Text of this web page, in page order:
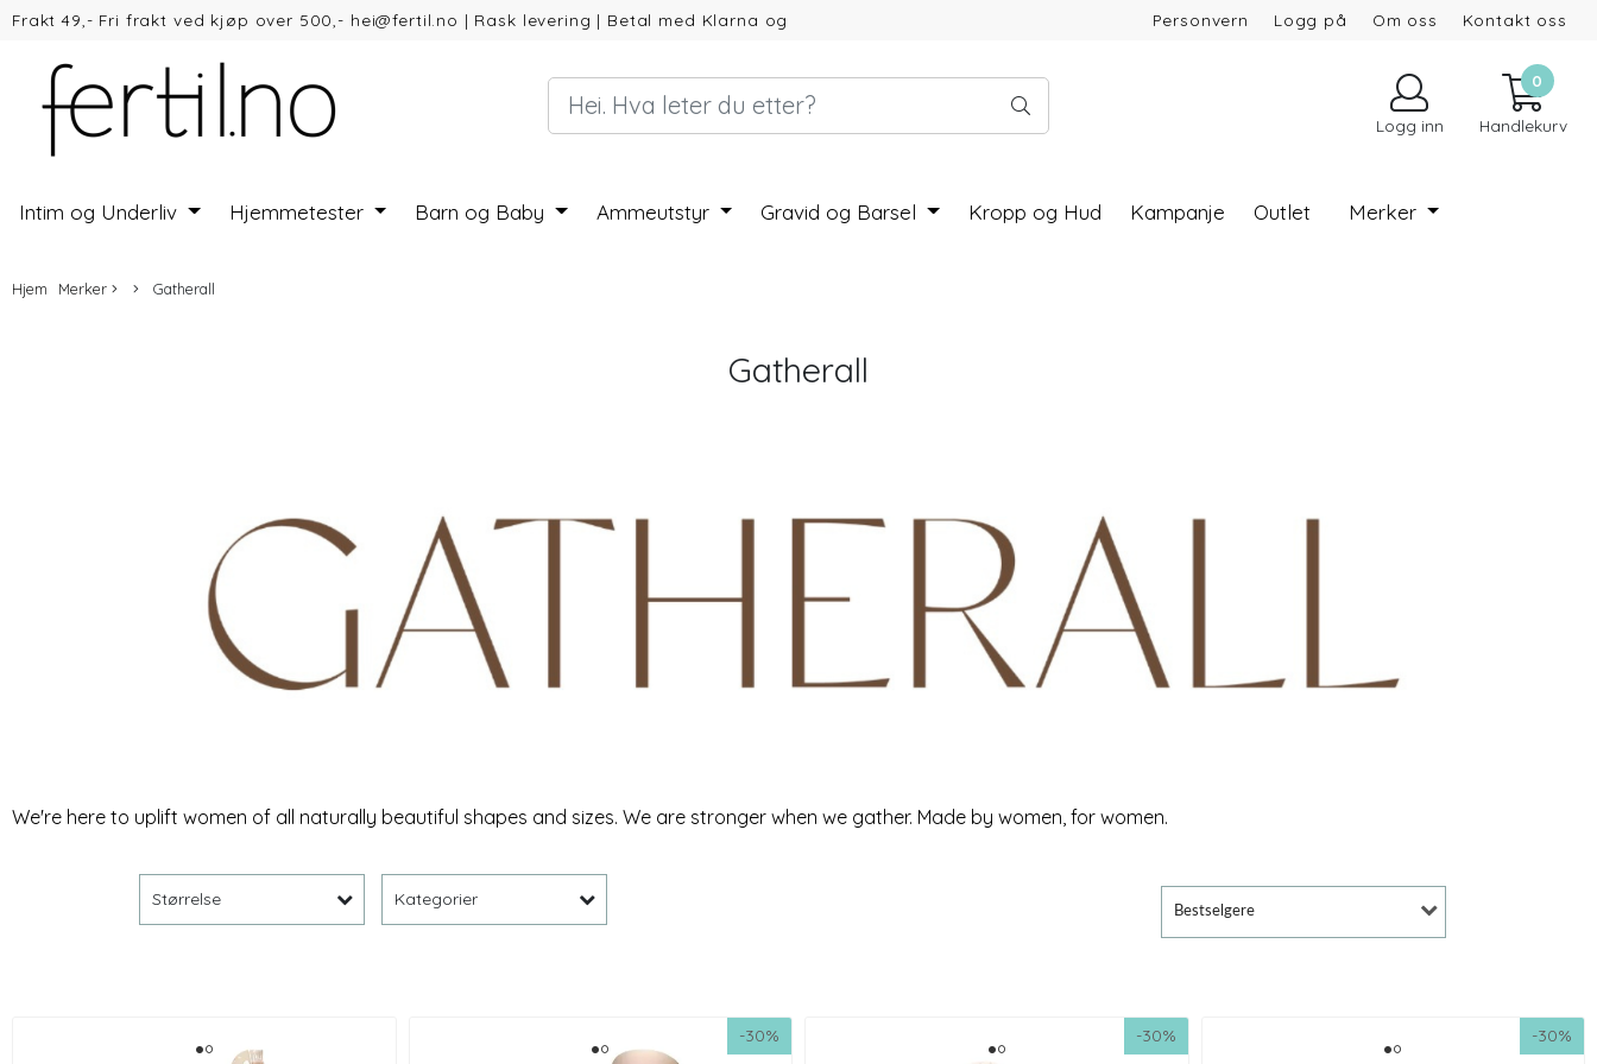
Frakt 49,- Fri frakt ved kjøp over 500,- hei@fertil.no | Rask levering | Betal med Klarna og
Personvern Logg på Om oss Kontakt oss
Logg inn
0
Handlekurv
Intim og Underliv Hjemmetester Barn og Baby Ammeutstyr Gravid og Barsel Kropp og Hud Kampanje Outlet Merker
Hjem Merker Gatherall
Gatherall
We're here to uplift women of all naturally beautiful shapes and sizes. We are stronger when we gather. Made by women, for women.
Størrelse Kategorier
Bestselgere
-30% -30% -30%